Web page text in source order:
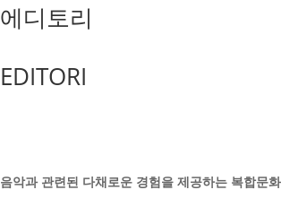
에디토리
EDITORI
음악과 관련된 다채로운 경험을 제공하는 복합문